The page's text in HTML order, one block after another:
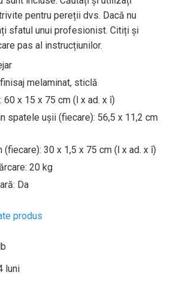
pentru pereții dvs. Dacă nu
sfatul unui profesionist. Citiți și
pas al instrucțiunilor.
melaminat, sticlă
60 x 15 x 75 cm (l x ad. x î)
spatele ușii (fiecare): 56,5 x 11,2 cm
(fiecare): 30 x 1,5 x 75 cm (l x ad. x î)
20 kg
Da
produs
luni